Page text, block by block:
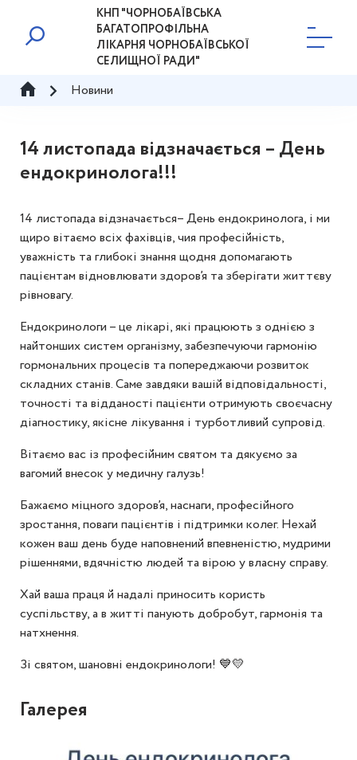
КНП "ЧОРНОБАЇВСЬКА
БАГАТОПРОФІЛЬНА
ЛІКАРНЯ ЧОРНОБАЇВСЬКОЇ
СЕЛИЩНОЇ РАДИ"
Новини
14 листопада відзначається – День
ендокринолога!!!
14 листопада відзначається– День ендокринолога, і ми
щиро вітаємо всіх фахівців, чия професійність,
уважність та глибокі знання щодня допомагають
пацієнтам відновлювати здоров’я та зберігати життєву
рівновагу.
Ендокринологи – це лікарі, які працюють з однією з
найтонших систем організму, забезпечуючи гармонію
гормональних процесів та попереджаючи розвиток
складних станів. Саме завдяки вашій відповідальності,
точності та відданості пацієнти отримують своєчасну
діагностику, якісне лікування і турботливий супровід.
Вітаємо вас із професійним святом та дякуємо за
вагомий внесок у медичну галузь!
Бажаємо міцного здоров’я, наснаги, професійного
зростання, поваги пацієнтів і підтримки колег. Нехай
кожен ваш день буде наповнений впевненістю, мудрими
рішеннями, вдячністю людей та вірою у власну справу.
Хай ваша праця й надалі приносить користь
суспільству, а в житті панують добробут, гармонія та
натхнення.
Зі святом, шановні ендокринологи! 💙💛
Галерея